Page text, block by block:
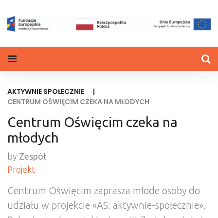
to
content
AKTYWNIE SPOŁECZNIE
|
CENTRUM OŚWIĘCIM CZEKA NA MŁODYCH
Centrum Oświęcim czeka na
młodych
by Zespół
Projekt
Centrum Oświęcim zaprasza młode osoby do
udziału w projekcie «AS: aktywnie-społecznie».